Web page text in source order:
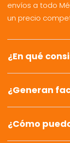
envíos a todo
un precio
¿En qué
¿Generan
¿Cómo